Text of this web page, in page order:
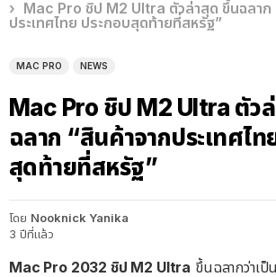
ล่าสุด
Mac Pro ชิป M2 Ultra ตัวล่าสุด ขึ้นฉลาก
ประเทศไทย ประกอบสุดท้ายที่สหรัฐ”
MAC PRO NEWS
Mac Pro ชิป M2 Ultra ตัว
ฉลาก “สินค้าจากประเทศไท
สุดท้ายที่สหรัฐ”
โดย Nooknick Yanika
3 ปีที่แล้ว
Mac Pro 2032 ชิป M2 Ultra ขึ้นฉลากว่าเป็